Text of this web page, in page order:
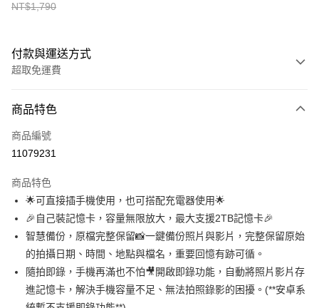
NT$1,790
付款與運送方式
超取免運費
信用卡一次付款
信用卡分期付款
合作金庫商業銀行
華南商業銀行
彰化商業銀行
上海商業儲蓄銀行
台北富邦商業銀行
國泰世華商業銀行
兆豐國際商業銀行
臺灣中小企業銀行
台中商業銀行
匯豐（台灣）商業銀行
華泰商業銀行
聯邦商業銀行
遠東國際商業銀行
元大商業銀行
永豐商業銀行
超商取貨付款
LINE Pay
Apple Pay
街口支付
商品特色
商品編號
11079231
商品特色
🌟可直接插手機使用，也可搭配充電器使用🌟
🎉自己裝記憶卡，容量無限放大，最大支援2TB記憶卡🎉
智慧備份，原檔完整保留📸一鍵備份照片與影片，完整保留原始
的拍攝日期、時間、地點與檔名，重要回憶有跡可循。
隨拍即錄，手機再滿也不怕🎥開啟即錄功能，自動將照片影片存
進記憶卡，解決手機容量不足、無法拍照錄影的困擾。(**安卓系